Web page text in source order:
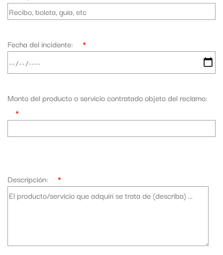
Fecha del incidente: *
Monto del producto o servicio contratado objeto del reclamo:
*
Descripción: *